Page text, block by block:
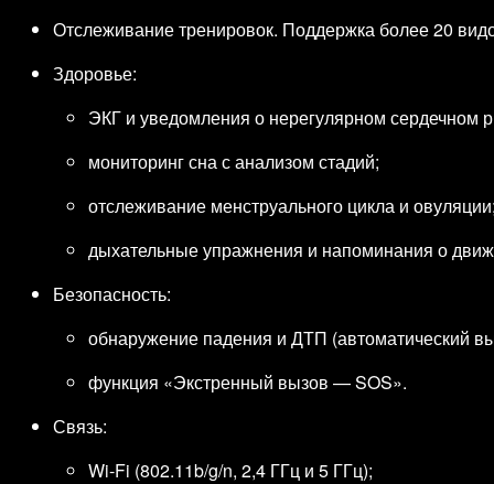
Отслеживание тренировок. Поддержка более 20
Здоровье:
ЭКГ и уведомления о нерегулярном сердечном
мониторинг сна с анализом стадий;
отслеживание менструального цикла и
дыхательные упражнения и напоминания о
Безопасность:
обнаружение падения и ДТП (автоматический
функция «Экстренный вызов — SOS».
Связь:
Wi‑Fi (802.11b/g/n, 2,4 ГГц и 5 ГГц);